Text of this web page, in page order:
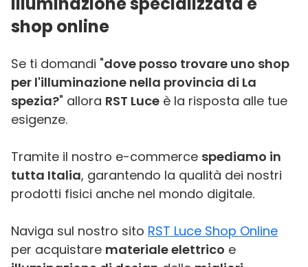
shop online
Se ti domandi "dove posso trovare uno shop
per l'illuminazione nella provincia di La
spezia?" allora RST Luce è la risposta alle tue
esigenze.
Tramite il nostro e-commerce spediamo in
tutta Italia, garantendo la qualità dei nostri
prodotti fisici anche nel mondo digitale.
Naviga sul nostro sito RST Luce Shop Online
per acquistare materiale elettrico e